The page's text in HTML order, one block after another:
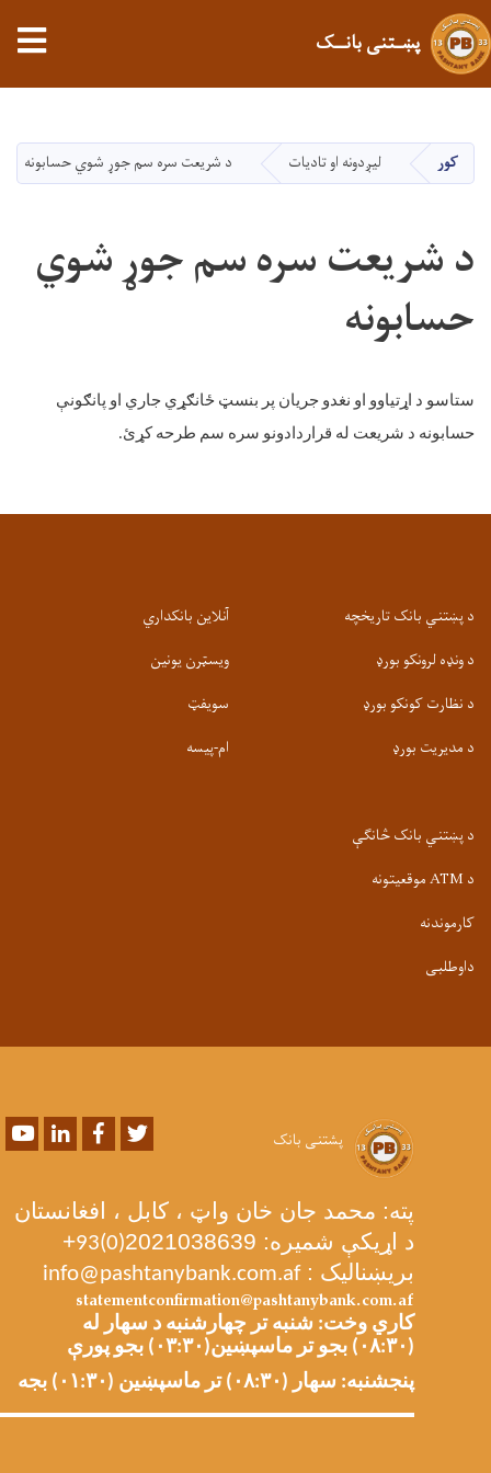
دانګل
پښـتنی بانــک
کور لیږدونه او تادیات د شریعت سره سم جوړ شوي حسابونه
د شریعت سره سم جوړ شوي
حسابونه
ستاسو د اړتیاوو او نغدو جریان پر بنسټ ځانګړي جاري او پانګونې
حسابونه د شریعت له قراردادونو سره سم طرحه کړئ.
د پښتني بانک تاریخچه
د ونډه لرونکو بورډ
د نظارت کونکو بورډ
د مدیریت بورډ
آنلاین بانکداري
ویسټرن یونین
سویفټ
ام-پيسه
د پښتني بانک څانګې
د ATM موقعیتونه
کارموندنه
داوطلبی
پشتنی بانک YoutubeLinkedInFacebook
پته: محمد جان خان واټ ، کابل ، افغانستان
د اړیکې شمیره: 2021038639
93(0)
+
بریښنالیک :info@pashtanybank.com.af
statementconfirmation@pashtanybank.com.af
کاري وخت: شنبه تر چهارشنبه د سهار له
(۰۸:۳۰) بجو تر ماسپښین(۰۳:۳۰) بجو پورې
پنجشنبه: سهار (۰۸:۳۰) تر ماسپښین (۰۱:۳۰) بجه